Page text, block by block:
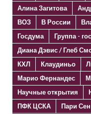
Алина Загитова
ВОЗ
В России
Госдума
Группа -
Диана Дэвис / Глеб
КХЛ
Клаудиньо
Марио Фернандес
Научные открытия
ПФК ЦСКА
Пари